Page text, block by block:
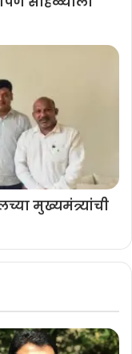
मुख्यमंत्र्यांची